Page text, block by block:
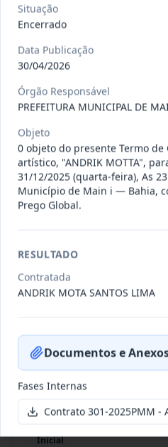
Termo
Inicial
Situação: Encerrado
011-
2023
Termo
Inicial
Contratação de
Situação: Encerrado Data : 04/
010-
2023
Termo
Inicial
Constitui o
009-
2023
Inicial
Contratação de
prestação de
Situação
Encerrado
Data Publicação
30/04/2026
Órgão Responsável
PREFEITURA MUNICIPAL DE
Objeto
0 objeto do presente Termo
artístico, "ANDRIK MOTTA",
31/12/2025 (quarta-feira), As
Município de Main i — Bahia,
Prego Global.
RESULTADO
Contratada
ANDRIK MOTA SANTOS LIMA
Documentos e
Fases Internas
Contrato 301-2025PMM -